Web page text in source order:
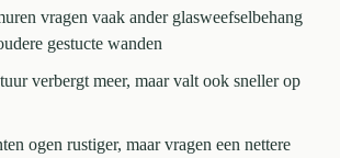
vragen vaak ander glasweefselbehang
gestucte wanden
verbergt meer, maar valt ook sneller op
ogen rustiger, maar vragen een nettere